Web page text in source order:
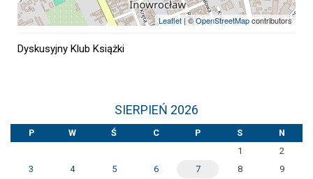
Leaflet| ©OpenStreetMapcontributors
Dyskusyjny Klub Książki
SIERPIEŃ 2026
P W Ś C P S
N
1
2
3
4 5 6 7 8
9